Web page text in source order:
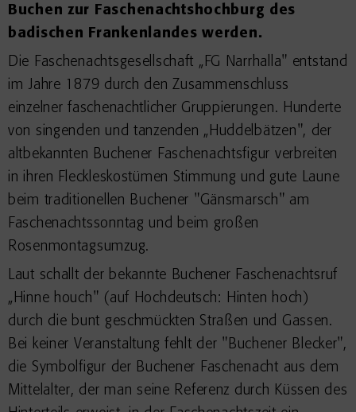
Buchen zur Faschenachtshochburg des
badischen Frankenlandes werden.
Die Faschenachtsgesellschaft „FG Narrhalla" entstand
im Jahre 1879 durch den Zusammenschluss
einzelner faschenachtlicher Gruppierungen. Hunderte
von singenden und tanzenden „Huddelbätzen", der
altbekannten Buchener Faschenachtsfigur verbreiten
in ihren Fleckleskostümen Stimmung und gute Laune
beim traditionellen Buchener "Gänsmarsch" am
Faschenachtssonntag und beim großen
Rosenmontagsumzug.
Laut schallt der bekannte Buchener Faschenachtsruf
„Hinne houch" (auf Hochdeutsch: Hinten hoch)
durch die bunt geschmückten Straßen und Gassen.
Bei keiner Veranstaltung fehlt der "Buchener Blecker",
die Symbolfigur der Buchener Faschenacht aus dem
Mittelalter, der man seine Referenz durch Küssen des